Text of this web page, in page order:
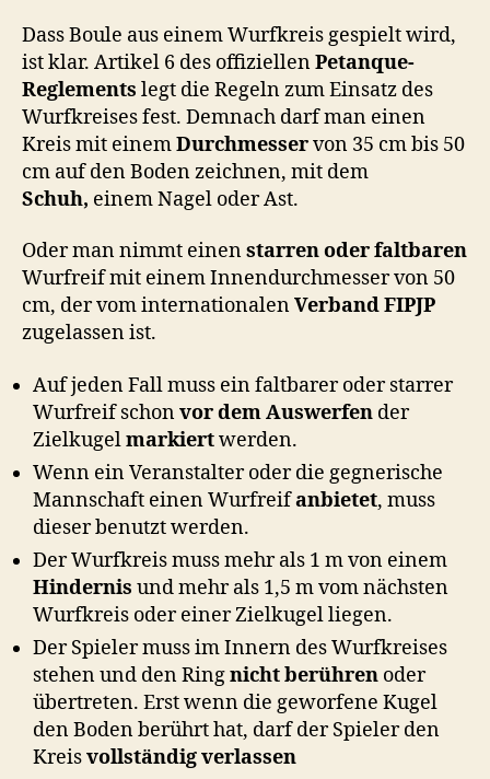
Dass Boule aus einem Wurfkreis gespielt wird,
ist klar. Artikel 6 des offiziellenPetanque-
Reglements legt die Regeln zum Einsatz des
Wurfkreises fest. Demnach darf man einen
Kreis mit einemDurchmesservon 35 cm bis 50
cm auf den Boden zeichnen, mit dem
Schuh, einem Nagel oder Ast.
Oder man nimmt einenstarren oder faltbaren
Wurfreif mit einem Innendurchmesser von 50
cm, der vom internationalenVerband FIPJP
zugelassen ist.
Auf jeden Fall muss ein faltbarer oder starrer
Wurfreif schonvor dem Auswerfen der
Zielkugelmarkiertwerden.
Wenn ein Veranstalter oder die gegnerische
Mannschaft einen Wurfreifanbietet, muss
dieser benutzt werden.
Der Wurfkreis muss mehr als 1 m von einem
Hindernis und mehr als 1,5 m vom nächsten
Wurfkreis oder einer Zielkugel liegen.
Der Spieler muss im Innern des Wurfkreises
stehen und den Ringnicht berühren oder
übertreten. Erst wenn die geworfene Kugel
den Boden berührt hat, darf der Spieler den
Kreisvollständig verlassen